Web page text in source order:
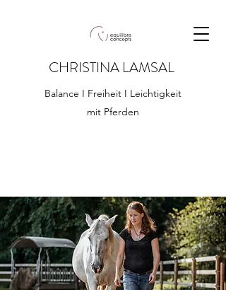
CHRISTINA LAMSAL
Balance I Freiheit I Leichtigkeit
mit Pferden